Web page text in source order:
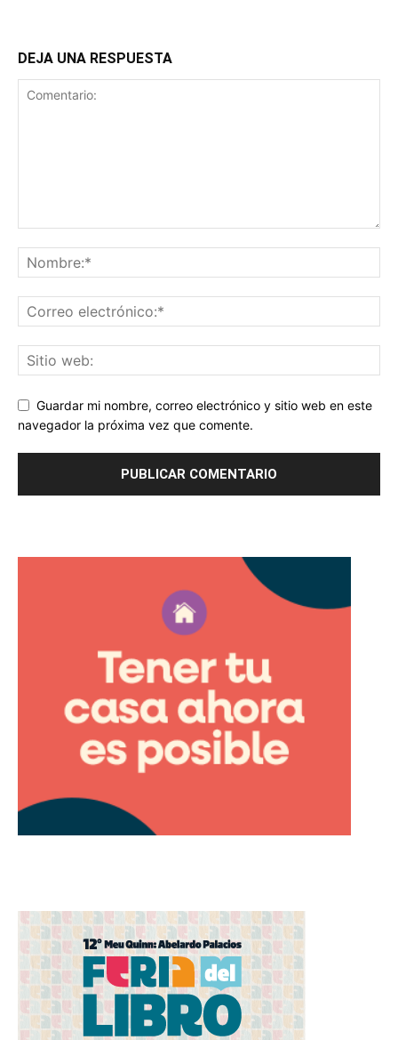
DEJA UNA RESPUESTA
Guardar mi nombre, correo electrónico y sitio web en este
navegador la próxima vez que comente.